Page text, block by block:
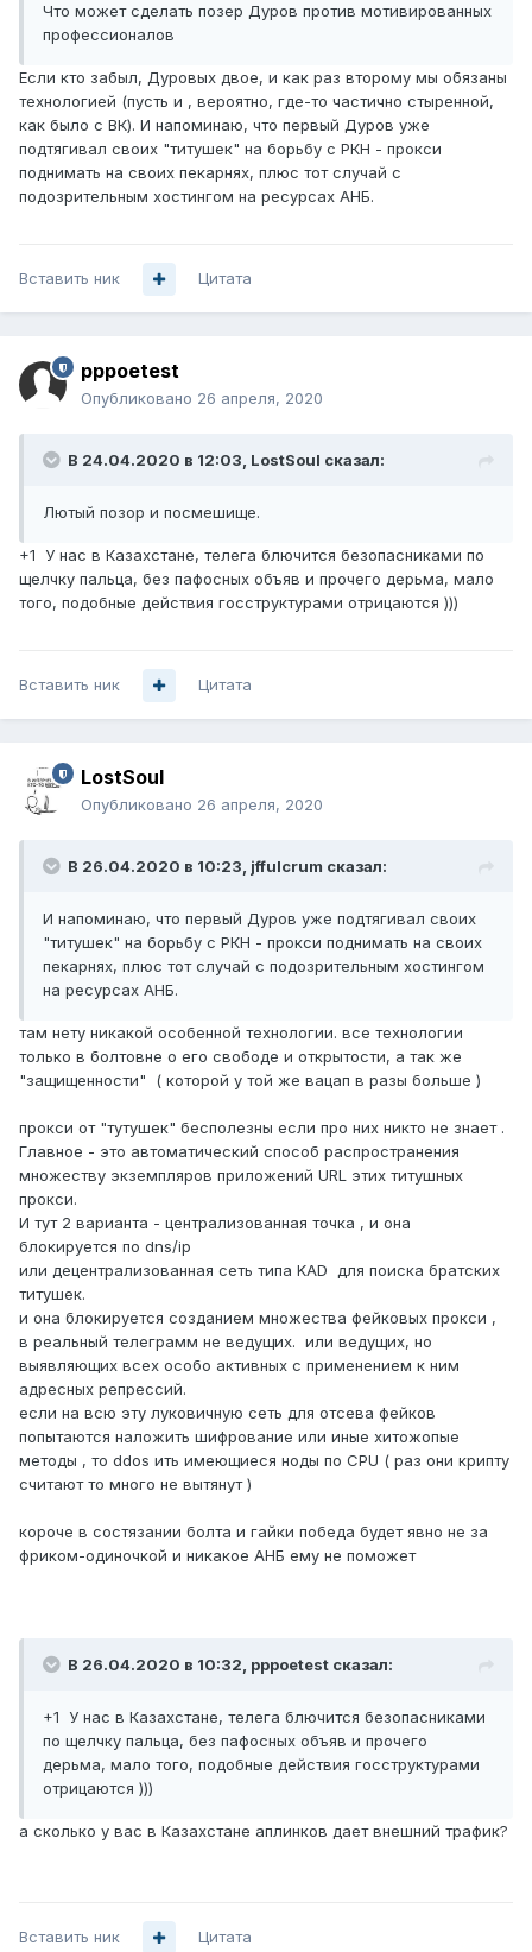
Что может сделать позер Дуров против мотивированных
профессионалов
Если кто забыл, Дуровых двое, и как раз второму мы обязаны
технологией (пусть и , вероятно, где-то частично стыренной,
как было с ВК). И напоминаю, что первый Дуров уже
подтягивал своих "титушек" на борьбу с РКН - прокси
поднимать на своих пекарнях, плюс тот случай с
подозрительным хостингом на ресурсах АНБ.
Вставить ник Цитата
pppoetest
Опубликовано 26 апреля, 2020
В 24.04.2020 в 12:03, LostSoul сказал:
Лютый позор и посмешище.
+1 У нас в Казахстане, телега блючится безопасниками по
щелчку пальца, без пафосных объяв и прочего дерьма, мало
того, подобные действия госструктурами отрицаются )))
Вставить ник Цитата
LostSoul
Опубликовано 26 апреля, 2020
В 26.04.2020 в 10:23, jffulcrum сказал:
И напоминаю, что первый Дуров уже подтягивал своих
"титушек" на борьбу с РКН - прокси поднимать на своих
пекарнях, плюс тот случай с подозрительным хостингом
на ресурсах АНБ.
там нету никакой особенной технологии. все технологии
только в болтовне о его свободе и открытости, а так же
"защищенности" ( которой у той же вацап в разы больше )
прокси от "тутушек" бесполезны если про них никто не знает .
Главное - это автоматический способ распространения
множеству экземпляров приложений URL этих титушных
прокси.
И тут 2 варианта - централизованная точка , и она
блокируется по dns/ip
или децентрализованная сеть типа KAD для поиска братских
титушек.
и она блокируется созданием множества фейковых прокси ,
в реальный телеграмм не ведущих. или ведущих, но
выявляющих всех особо активных с применением к ним
адресных репрессий.
если на всю эту луковичную сеть для отсева фейков
попытаются наложить шифрование или иные хитожопые
методы , то ddos ить имеющиеся ноды по CPU ( раз они крипту
считают то много не вытянут )
короче в состязании болта и гайки победа будет явно не за
фриком-одиночкой и никакое АНБ ему не поможет
В 26.04.2020 в 10:32, pppoetest сказал:
+1 У нас в Казахстане, телега блючится безопасниками
по щелчку пальца, без пафосных объяв и прочего
дерьма, мало того, подобные действия госструктурами
отрицаются )))
а сколько у вас в Казахстане аплинков дает внешний трафик?
Вставить ник Цитата